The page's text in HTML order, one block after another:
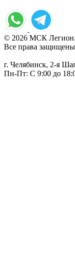
© 2026 МСК Легион.
Все права
г. Челябинск, 2-я
Пн-Пт: С 9:00 до